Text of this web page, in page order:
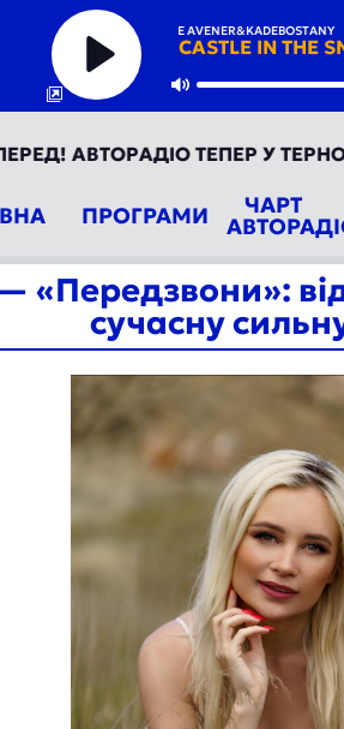
THE AVENER&KADEBOSTANY
CASTLE IN THE
Play
Mute
ТЕПЕР У ТЕРНОПОЛІ -
ПРОГРАМИ ЧАРТ
«Передзвони»:
сучасну